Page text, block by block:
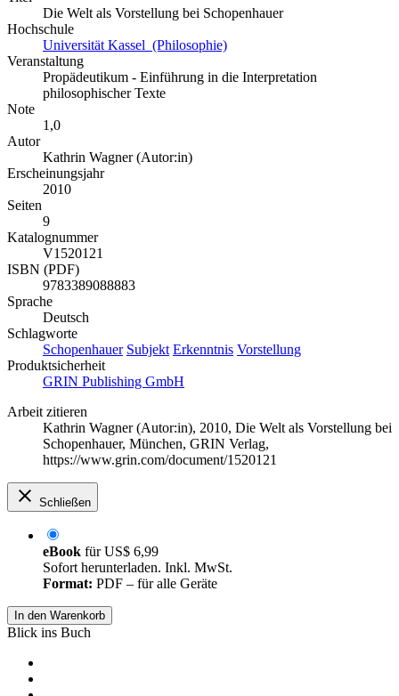
Die Welt als Vorstellung bei Schopenhauer
Hochschule
Universität Kassel (Philosophie)
Veranstaltung
Propädeutikum - Einführung in die Interpretation
philosophischer Texte
Note
1,0
Autor
Kathrin Wagner (Autor:in)
Erscheinungsjahr
2010
Seiten
9
Katalognummer
V1520121
ISBN (PDF)
9783389088883
Sprache
Deutsch
Schlagworte
Schopenhauer Subjekt Erkenntnis Vorstellung
Produktsicherheit
GRIN Publishing GmbH
Arbeit zitieren
Kathrin Wagner (Autor:in), 2010, Die Welt als Vorstellung bei
Schopenhauer, München, GRIN Verlag,
https://www.grin.com/document/1520121
Schließen
eBook fürUS$ 6,99
Sofort herunterladen. Inkl. MwSt.
Format: PDF – für alle Geräte
In den Warenkorb
Blick ins Buch